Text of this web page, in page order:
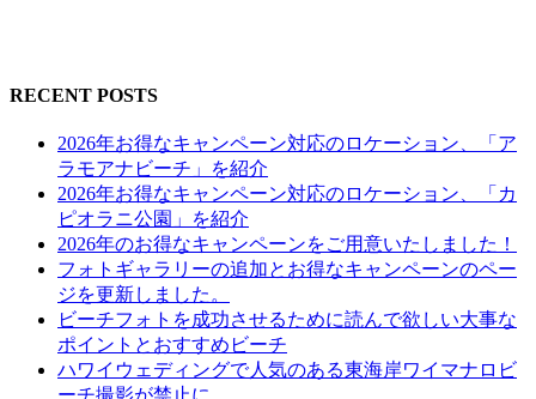
RECENT POSTS
2026年お得なキャンペーン対応のロケーション、「ア
ラモアナビーチ」を紹介
2026年お得なキャンペーン対応のロケーション、「カ
ピオラニ公園」を紹介
2026年のお得なキャンペーンをご用意いたしました！
フォトギャラリーの追加とお得なキャンペーンのペー
ジを更新しました。
ビーチフォトを成功させるために読んで欲しい大事な
ポイントとおすすめビーチ
ハワイウェディングで人気のある東海岸ワイマナロビ
ーチ撮影が禁止に